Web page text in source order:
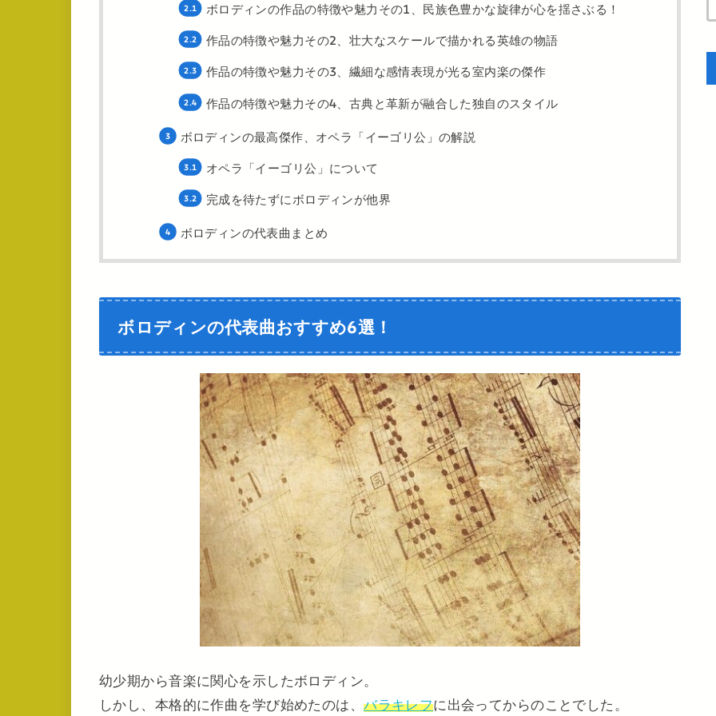
ボロディンの作品の特徴や魅力その1、民族色豊かな旋律が心を揺さぶる！
作品の特徴や魅力その2、壮大なスケールで描かれる英雄の物語
作品の特徴や魅力その3、繊細な感情表現が光る室内楽の傑作
作品の特徴や魅力その4、古典と革新が融合した独自のスタイル
ボロディンの最高傑作、オペラ「イーゴリ公」の解説
オペラ「イーゴリ公」について
完成を待たずにボロディンが他界
ボロディンの代表曲まとめ
ボロディンの代表曲おすすめ6選！
幼少期から音楽に関心を示したボロディン。
しかし、本格的に作曲を学び始めたのは、バラキレフに出会ってからのことでした。